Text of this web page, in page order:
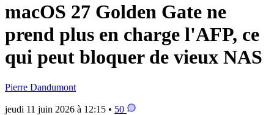
macOS 27 Golden Gate ne
prend plus en charge l'AFP, ce
qui peut bloquer de vieux NAS
Pierre Dandumont
jeudi 11 juin 2026 à 12:15 • 50